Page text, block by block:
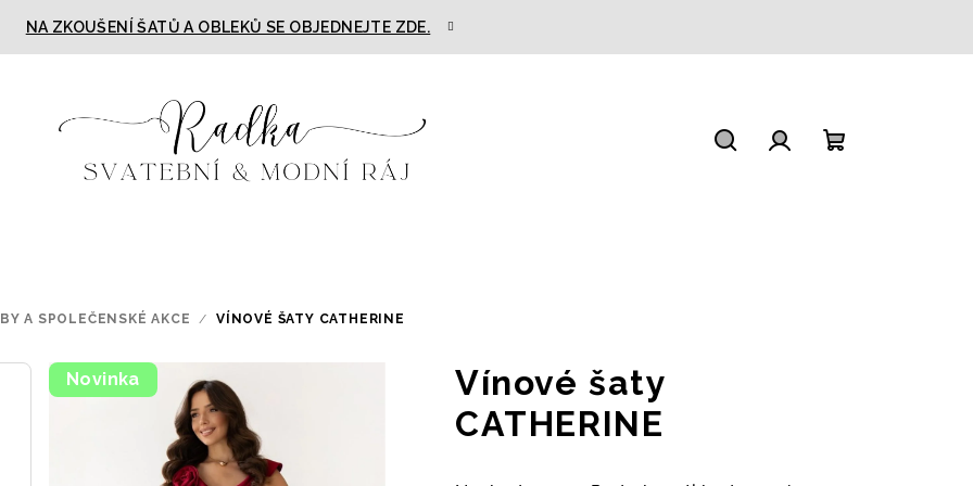
NA ZKOUŠENÍ ŠATŮ A OBLEKŮ SE OBJEDNEJTE ZDE.
A SPOLEČENSKÉ AKCE / VÍNOVÉ ŠATY CATHERINE
Vínové šaty
CATHERINE
Novinka